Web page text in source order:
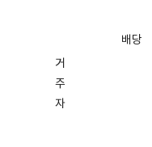
거
주
자
배당